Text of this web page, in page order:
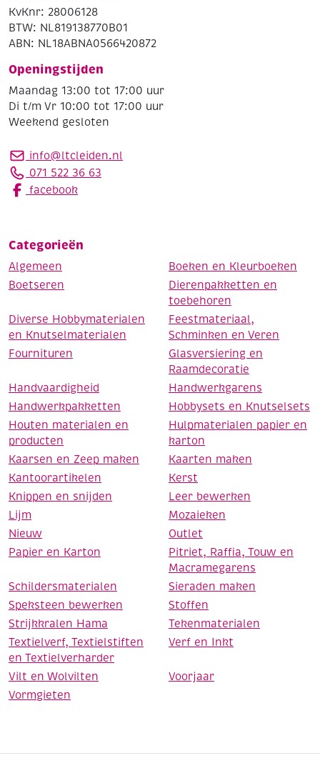
KvKnr: 28006128
BTW: NL819138770B01
ABN: NL18ABNA0566420872
Openingstijden
Maandag 13:00 tot 17:00 uur
Di t/m Vr 10:00 tot 17:00 uur
Weekend gesloten
info@ltcleiden.nl
071 522 36 63
facebook
Categorieën
Algemeen
Boeken en Kleurboeken
Boetseren
Dierenpakketten en
toebehoren
Diverse Hobbymaterialen
en Knutselmaterialen
Feestmateriaal,
Schminken en Veren
Fournituren
Glasversiering en
Raamdecoratie
Handvaardigheid
Handwerkgarens
Handwerkpakketten
Hobbysets en Knutselsets
Houten materialen en
producten
Hulpmaterialen papier en
karton
Kaarsen en Zeep maken
Kaarten maken
Kantoorartikelen
Kerst
Knippen en snijden
Leer bewerken
Lijm
Mozaieken
Nieuw
Outlet
Papier en Karton
Pitriet, Raffia, Touw en
Macramegarens
Schildersmaterialen
Sieraden maken
Speksteen bewerken
Stoffen
Strijkkralen Hama
Tekenmaterialen
Textielverf, Textielstiften
en Textielverharder
Verf en Inkt
Vilt en Wolvilten
Voorjaar
Vormgieten